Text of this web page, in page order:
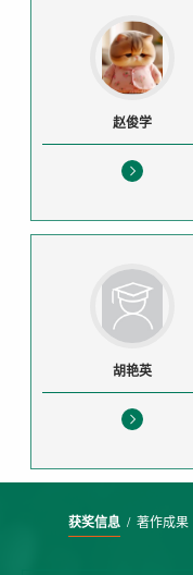
赵俊学
胡艳英
获奖信息/ 著作成果